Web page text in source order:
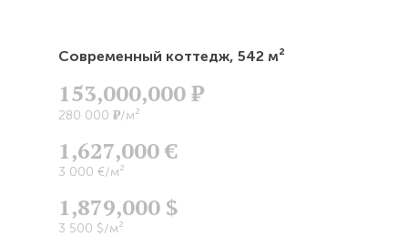
Современный коттедж, 542 м²
153,000,000Р
280 000 Р/м²
1,627,000 €
3 000 €/м²
1,879,000 $
3 500 $/м²